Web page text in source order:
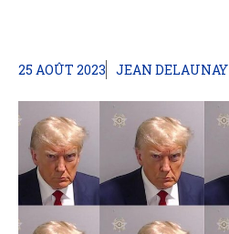
25 AOÛT 2023 JEAN DELAUNAY